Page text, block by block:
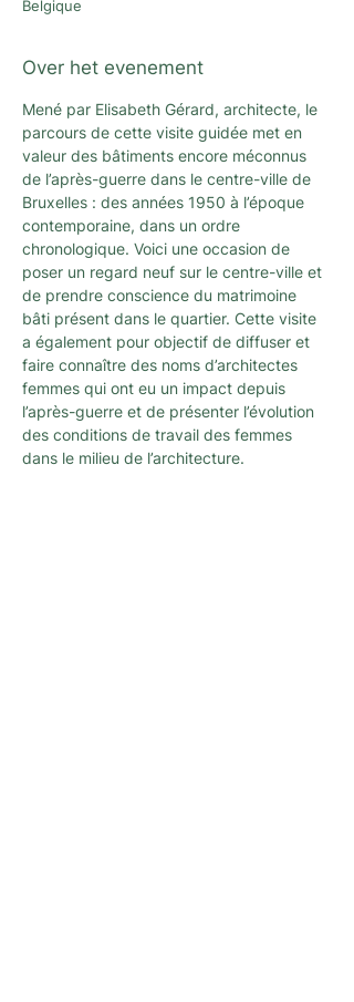
Belgique
Over het evenement
Mené par Elisabeth Gérard, architecte, le
parcours de cette visite guidée met en
valeur des bâtiments encore méconnus
de l’après-guerre dans le centre-ville de
Bruxelles : des années 1950 à l’époque
contemporaine, dans un ordre
chronologique. Voici une occasion de
poser un regard neuf sur le centre-ville et
de prendre conscience du matrimoine
bâti présent dans le quartier. Cette visite
a également pour objectif de diffuser et
faire connaître des noms d’architectes
femmes qui ont eu un impact depuis
l’après-guerre et de présenter l’évolution
des conditions de travail des femmes
dans le milieu de l’architecture.